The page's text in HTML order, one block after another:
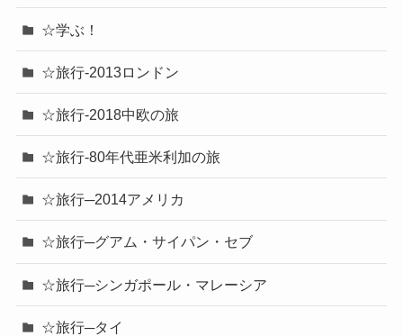
☆学ぶ！
☆旅行-2013ロンドン
☆旅行-2018中欧の旅
☆旅行-80年代亜米利加の旅
☆旅行─2014アメリカ
☆旅行─グアム・サイパン・セブ
☆旅行─シンガポール・マレーシア
☆旅行─タイ